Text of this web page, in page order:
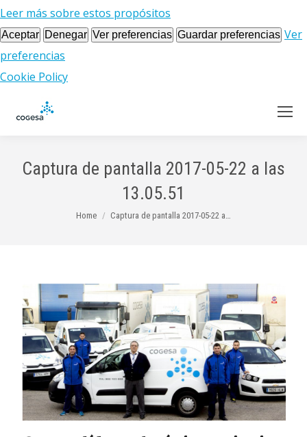
Leer más sobre estos propósitos
Aceptar Denegar Ver preferencias Guardar preferencias Ver
preferencias
Cookie Policy
Captura de pantalla 2017-05-22 a las
13.05.51
You are here:
Home Captura de pantalla 2017-05-22 a…